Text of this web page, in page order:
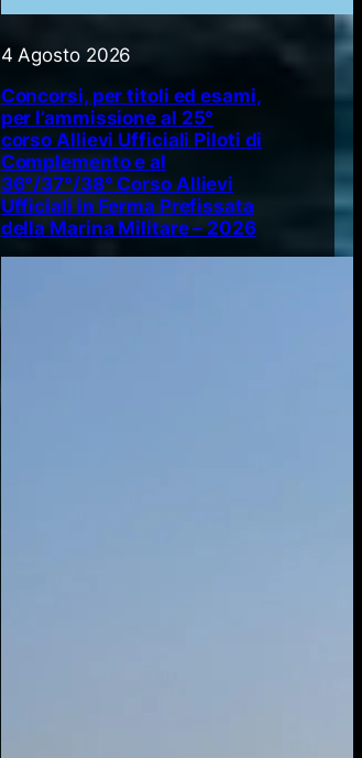
4 Agosto 2026
Concorsi, per titoli ed esami,
per l’ammissione al 25°
corso Allievi Ufficiali Piloti di
Complemento e al
36°/37°/38° Corso Allievi
Ufficiali in Ferma Prefissata
della Marina Militare – 2026